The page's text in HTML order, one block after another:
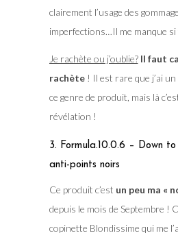
clairement l’usage des
imperfections…Il me manque si
Je rachète ou j’oublie? Il faut
rachète! Il est rare que j’ai
ce genre de produit, mais là
révélation !
3. Formula.10.0.6 – Down
anti-points noirs
Ce produit c’est un peu ma «
depuis le mois de Septembre !
copinette Blondissime qui me